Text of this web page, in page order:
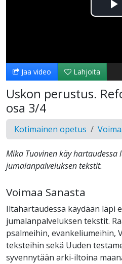
Jaa video Lahjoita
Uskon perustus.
osa 3/4
Kotimainen opetus
Mika Tuovinen käy
jumalanpalveluksen tekstit.
Voimaa Sanasta
Iltahartaudessa käydään läpi
jumalanpalveluksen tekstit.
psalmeihin, evankeliumeihin,
teksteihin sekä Uuden
syvennytään arki-iltoina